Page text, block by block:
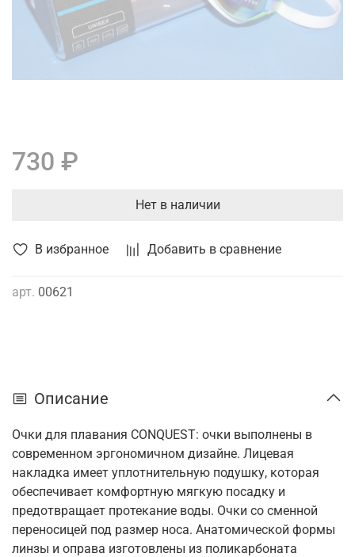
В избранное Добавить в сравнение
арт. 00621
730 ₽
Нет в наличии
Описание
Очки для плавания CONQUEST: очки выполнены в
современном эргономичном дизайне. Лицевая
накладка имеет уплотнительную подушку, которая
обеспечивает комфортную мягкую посадку и
предотвращает протекание воды. Очки со сменной
переносицей под размер носа. Анатомической формы
линзы и оправа изготовлены из поликарбоната